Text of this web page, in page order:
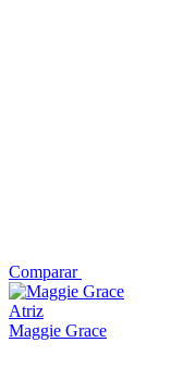
Comparar
Atriz
Maggie Grace